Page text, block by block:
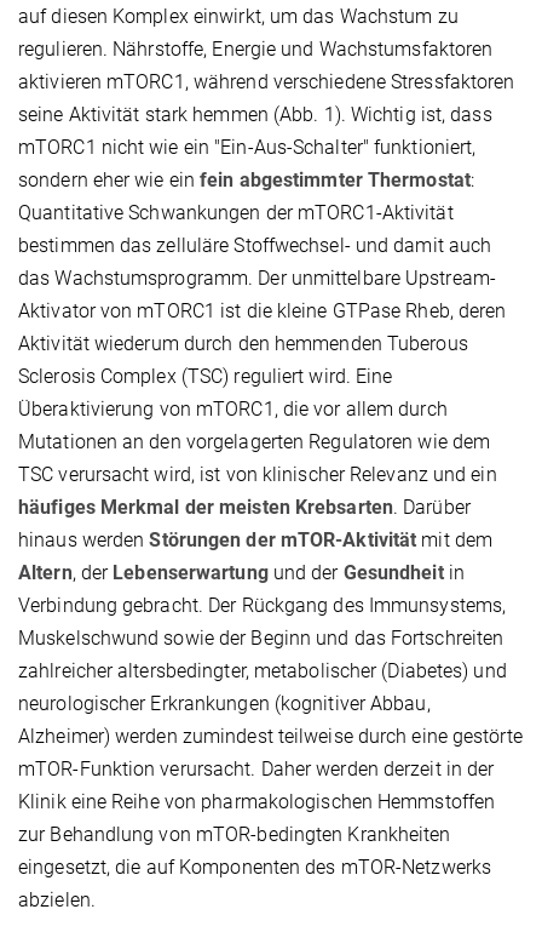
auf diesen Komplex einwirkt, um das Wachstum zu
regulieren. Nährstoffe, Energie und Wachstumsfaktoren
aktivieren mTORC1, während verschiedene Stressfaktoren
seine Aktivität stark hemmen (Abb. 1). Wichtig ist, dass
mTORC1 nicht wie ein "Ein-Aus-Schalter" funktioniert,
sondern eher wie einfein abgestimmter Thermostat:
Quantitative Schwankungen der mTORC1-Aktivität
bestimmen das zelluläre Stoffwechsel- und damit auch
das Wachstumsprogramm. Der unmittelbare Upstream-
Aktivator von mTORC1 ist die kleine GTPase Rheb, deren
Aktivität wiederum durch den hemmenden Tuberous
Sclerosis Complex (TSC) reguliert wird. Eine
Überaktivierung von mTORC1, die vor allem durch
Mutationen an den vorgelagerten Regulatoren wie dem
TSC verursacht wird, ist von klinischer Relevanz und ein
häufiges Merkmal der meisten Krebsarten. Darüber
hinaus werdenStörungen der mTOR-Aktivität mit dem
Altern, der Lebenserwartungund der Gesundheitin
Verbindung gebracht. Der Rückgang des Immunsystems,
Muskelschwund sowie der Beginn und das Fortschreiten
zahlreicher altersbedingter, metabolischer (Diabetes) und
neurologischer Erkrankungen (kognitiver Abbau,
Alzheimer) werden zumindest teilweise durch eine gestörte
mTOR-Funktion verursacht. Daher werden derzeit in der
Klinik eine Reihe von pharmakologischen Hemmstoffen
zur Behandlung von mTOR-bedingten Krankheiten
eingesetzt, die auf Komponenten des mTOR-Netzwerks
abzielen.